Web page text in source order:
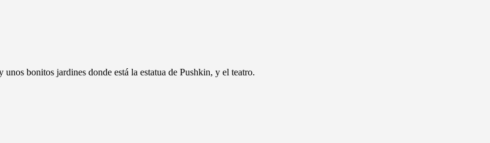
bonitos jardines donde está la estatua de Pushkin, y el teatro.